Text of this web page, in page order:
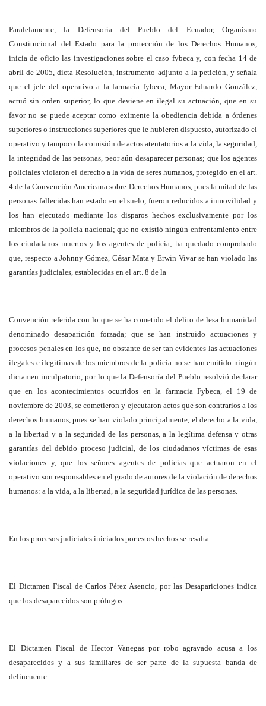
Paralelamente, la Defensoría del Pueblo del Ecuador, Organismo
Constitucional del Estado para la protección de los Derechos Humanos,
inicia de oficio las investigaciones sobre el caso fybeca y, con fecha 14 de
abril de 2005, dicta Resolución, instrumento adjunto a la petición, y señala
que el jefe del operativo a la farmacia fybeca, Mayor Eduardo González,
actuó sin orden superior, lo que deviene en ilegal su actuación, que en su
favor no se puede aceptar como eximente la obediencia debida a órdenes
superiores o instrucciones superiores que le hubieren dispuesto, autorizado el
operativo y tampoco la comisión de actos atentatorios a la vida, la seguridad,
la integridad de las personas, peor aún desaparecer personas; que los agentes
policiales violaron el derecho a la vida de seres humanos, protegido en el art.
4 de la Convención Americana sobre Derechos Humanos, pues la mitad de las
personas fallecidas han estado en el suelo, fueron reducidos a inmovilidad y
los han ejecutado mediante los disparos hechos exclusivamente por los
miembros de la policía nacional; que no existió ningún enfrentamiento entre
los ciudadanos muertos y los agentes de policía; ha quedado comprobado
que, respecto a Johnny Gómez, César Mata y Erwin Vivar se han violado las
garantías judiciales, establecidas en el art. 8 de la
Convención referida con lo que se ha cometido el delito de lesa humanidad
denominado desaparición forzada; que se han instruido actuaciones y
procesos penales en los que, no obstante de ser tan evidentes las actuaciones
ilegales e ilegítimas de los miembros de la policía no se han emitido ningún
dictamen inculpatorio, por lo que la Defensoría del Pueblo resolvió declarar
que en los acontecimientos ocurridos en la farmacia Fybeca, el 19 de
noviembre de 2003, se cometieron y ejecutaron actos que son contrarios a los
derechos humanos, pues se han violado principalmente, el derecho a la vida,
a la libertad y a la seguridad de las personas, a la legítima defensa y otras
garantías del debido proceso judicial, de los ciudadanos víctimas de esas
violaciones y, que los señores agentes de policías que actuaron en el
operativo son responsables en el grado de autores de la violación de derechos
humanos: a la vida, a la libertad, a la seguridad jurídica de las personas.
En los procesos judiciales iniciados por estos hechos se resalta:
El Dictamen Fiscal de Carlos Pérez Asencio, por las Desapariciones indica
que los desaparecidos son prófugos.
El Dictamen Fiscal de Hector Vanegas por robo agravado acusa a los
desaparecidos y a sus familiares de ser parte de la supuesta banda de
delincuente.